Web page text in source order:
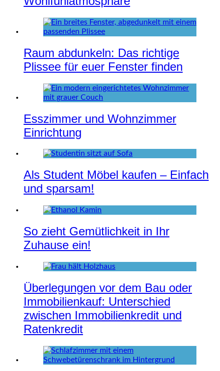
Raum abdunkeln: Das richtige
Plissee für euer Fenster finden
Esszimmer und Wohnzimmer
Einrichtung
Als Student Möbel kaufen – Einfach
und sparsam!
So zieht Gemütlichkeit in Ihr
Zuhause ein!
Überlegungen vor dem Bau oder
Immobilienkauf: Unterschied
zwischen Immobilienkredit und
Ratenkredit